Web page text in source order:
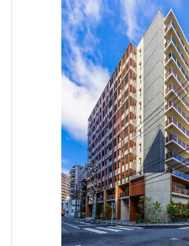
401件
お部屋を再検索
検索結果の絞り込み
〜
管理費/共益費含む